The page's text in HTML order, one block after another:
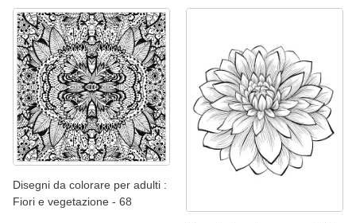
Disegni da colorare per adulti :
Fiori e vegetazione - 68